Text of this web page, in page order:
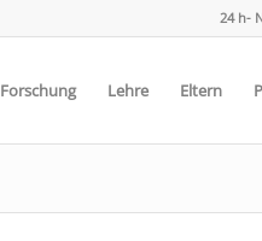
24 h-
Forschung Lehre Eltern